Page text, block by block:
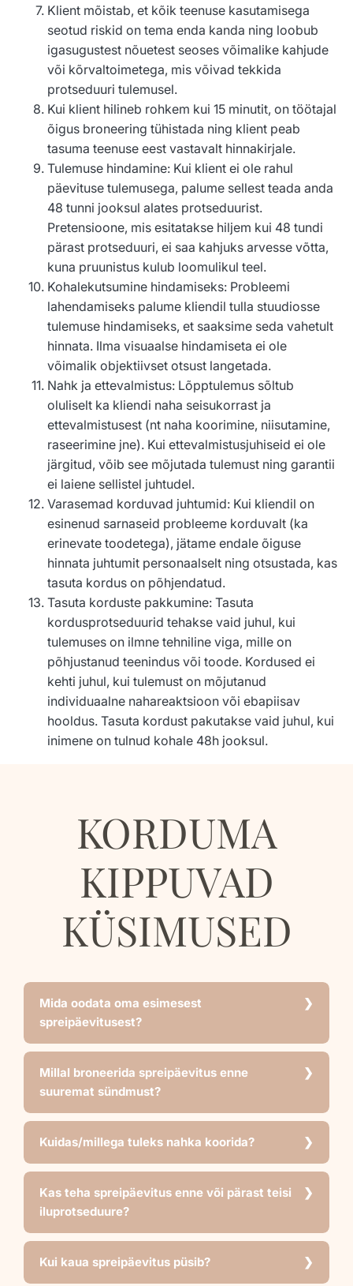
Klient mõistab, et kõik teenuse kasutamisega
seotud riskid on tema enda kanda ning loobub
igasugustest nõuetest seoses võimalike kahjude
või kõrvaltoimetega, mis võivad tekkida
protseduuri tulemusel.
Kui klient hilineb rohkem kui 15 minutit, on töötajal
õigus broneering tühistada ning klient peab
tasuma teenuse eest vastavalt hinnakirjale.
Tulemuse hindamine: Kui klient ei ole rahul
päevituse tulemusega, palume sellest teada anda
48 tunni jooksul alates protseduurist.
Pretensioone, mis esitatakse hiljem kui 48 tundi
pärast protseduuri, ei saa kahjuks arvesse võtta,
kuna pruunistus kulub loomulikul teel.
Kohalekutsumine hindamiseks: Probleemi
lahendamiseks palume kliendil tulla stuudiosse
tulemuse hindamiseks, et saaksime seda vahetult
hinnata. Ilma visuaalse hindamiseta ei ole
võimalik objektiivset otsust langetada.
Nahk ja ettevalmistus: Lõpptulemus sõltub
oluliselt ka kliendi naha seisukorrast ja
ettevalmistusest (nt naha koorimine, niisutamine,
raseerimine jne). Kui ettevalmistusjuhiseid ei ole
järgitud, võib see mõjutada tulemust ning garantii
ei laiene sellistel juhtudel.
Varasemad korduvad juhtumid: Kui kliendil on
esinenud sarnaseid probleeme korduvalt (ka
erinevate toodetega), jätame endale õiguse
hinnata juhtumit personaalselt ning otsustada, kas
tasuta kordus on põhjendatud.
Tasuta korduste pakkumine: Tasuta
kordusprotseduurid tehakse vaid juhul, kui
tulemuses on ilmne tehniline viga, mille on
põhjustanud teenindus või toode. Kordused ei
kehti juhul, kui tulemust on mõjutanud
individuaalne nahareaktsioon või ebapiisav
hooldus. Tasuta kordust pakutakse vaid juhul, kui
inimene on tulnud kohale 48h jooksul.
KORDUMA
KIPPUVAD
KÜSIMUSED
Mida oodata oma esimesest
spreipäevitusest?
Millal broneerida spreipäevitus enne
suuremat sündmust?
Kuidas/millega tuleks nahka koorida?
Kas teha spreipäevitus enne või pärast teisi
iluprotseduure?
Kui kaua spreipäevitus püsib?